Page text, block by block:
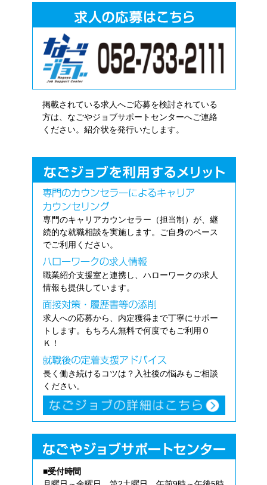
掲載されている求人へご応募を検討されている
方は、なごやジョブサポートセンターへご連絡
ください。紹介状を発行いたします。
専門のキャリアカウンセラー（担当制）が、継
続的な就職相談を実施します。ご自身のペース
でご利用ください。
職業紹介支援室と連携し、ハローワークの求人
情報も提供しています。
求人への応募から、内定獲得まで丁寧にサポー
トします。もちろん無料で何度でもご利用Ｏ
Ｋ！
長く働き続けるコツは？入社後の悩みもご相談
ください。
■受付時間